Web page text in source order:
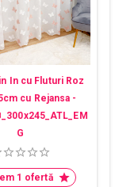
In cu Fluturi Roz
cu Rejansa -
G
1 ofertă